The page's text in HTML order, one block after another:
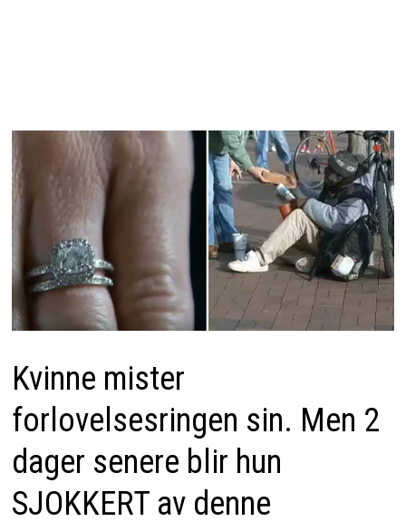
Kvinne mister
forlovelsesringen sin. Men 2
dager senere blir hun
SJOKKERT av denne